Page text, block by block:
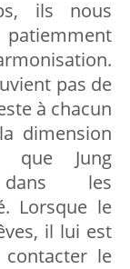
ils nous
pas de
à chacun
dimension
que Jung
dans les
Lorsque le
il lui est
le